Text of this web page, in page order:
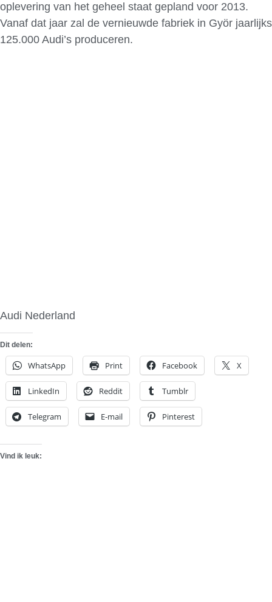
oplevering van het geheel staat gepland voor 2013.
Vanaf dat jaar zal de vernieuwde fabriek in Györ jaarlijks
125.000 Audi’s produceren.
Audi Nederland
Dit delen:
WhatsApp Print Facebook X
LinkedIn Reddit Tumblr
Telegram E-mail Pinterest
Vind ik leuk: